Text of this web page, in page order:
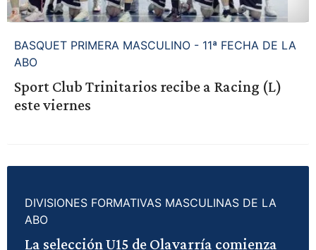
BASQUET PRIMERA MASCULINO - 11ª FECHA DE LA
ABO
Sport Club Trinitarios recibe a Racing (L)
este viernes
DIVISIONES FORMATIVAS MASCULINAS DE LA
ABO
La selección U15 de Olavarría comienza